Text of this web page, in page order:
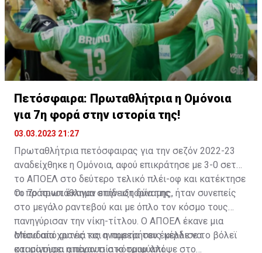
Πετόσφαιρα: Πρωταθλήτρια η Ομόνοια
για 7η φορά στην ιστορία της!
03.03.2023 21:27
Πρωταθλήτρια πετόσφαιρας για την σεζόν 2022-23
αναδείχθηκε η Ομόνοια, αφού επικράτησε με 3-0 σετ
το ΑΠΟΕΛ στο δεύτερο τελικό πλέι-οφ και κατέκτησε
το 7ο πρωτάθλημα στην ιστορία της.
Οι πράσινοι έκαναν επίδειξη δύναμης, ήταν συνεπείς
στο μεγάλο ραντεβού και με όπλο τον κόσμο τους
πανηγύρισαν την νίκη-τίτλου. Ο ΑΠΟΕΛ έκανε μια
σπουδαία χρονιά και η πορεία του έμελλε να
σταματήσει απέναντι στο τριφύλλι.
Μέσα από αυτές τις αναμετρήσεις κέρδισε το βόλεϊ
και σίγουρα η παρουσία κόσμου απόψε στο